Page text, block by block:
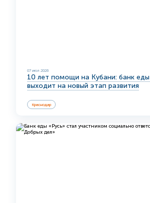
07 июл 2026
10 лет помощи на Кубани: банк еды
выходит на новый этап развития
Краснодар